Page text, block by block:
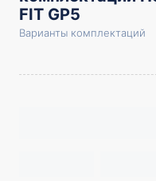
FIT GP5
Варианты комплектаций